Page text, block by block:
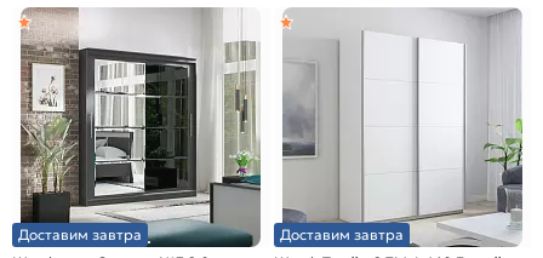
Доставим завтра
Доставим завтра